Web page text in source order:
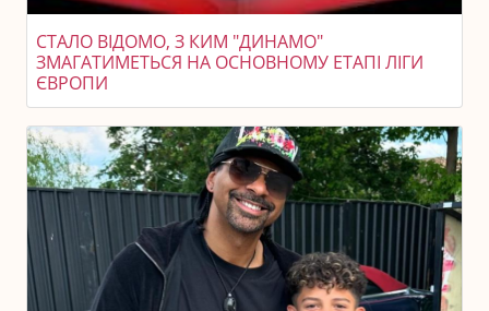
СТАЛО ВІДОМО, З КИМ "ДИНАМО"
ЗМАГАТИМЕТЬСЯ НА ОСНОВНОМУ ЕТАПІ ЛІГИ
ЄВРОПИ